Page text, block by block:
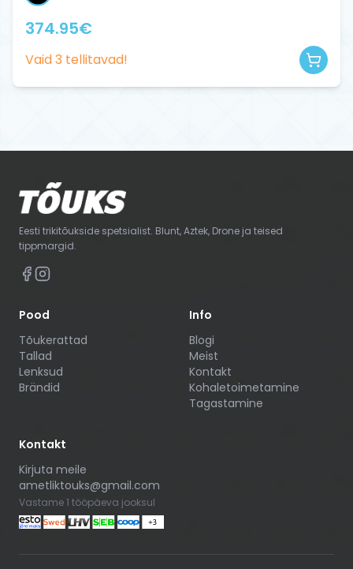
374.95€
Vaid3 tellitavad!
Eesti trikitõukside spetsialist. Blunt, Aztek, Drone ja teised
tippmargid.
Pood
Tõukerattad
Tallad
Lenksud
Brändid
Info
Blogi
Meist
Kontakt
Kohaletoimetamine
Tagastamine
Kontakt
Kirjuta meile
ametliktouks@gmail.com
Vastame 1 tööpäeva jooksul